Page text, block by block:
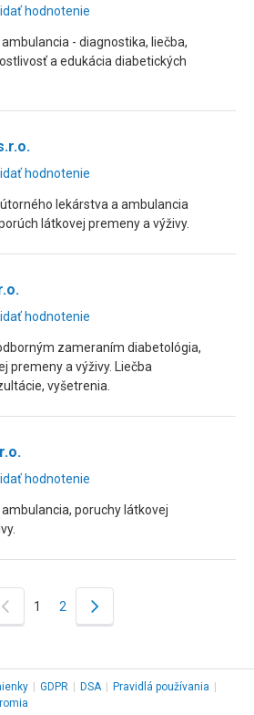
hodnotenie
- diagnostika, liečba,
a edukácia diabetických
hodnotenie
lekárstva a ambulancia
látkovej premeny a výživy.
hodnotenie
zameraním diabetológia,
premeny a výživy. Liečba
vyšetrenia.
hodnotenie
poruchy látkovej
1 2
GDPR DSA Pravidlá používania